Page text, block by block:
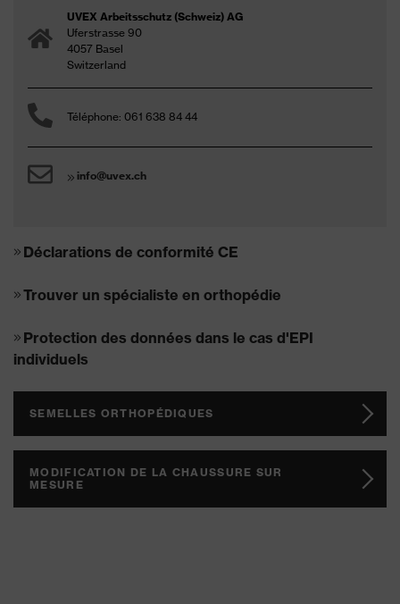
UVEX Arbeitsschutz (Schweiz) AG
Uferstrasse 90
4057 Basel
Switzerland
Téléphone: 061 638 84 44
info@uvex.ch
Déclarations de conformité CE
Trouver un spécialiste en orthopédie
Protection des données dans le cas d'EPI
individuels
SEMELLES ORTHOPÉDIQUES
MODIFICATION DE LA CHAUSSURE SUR
MESURE